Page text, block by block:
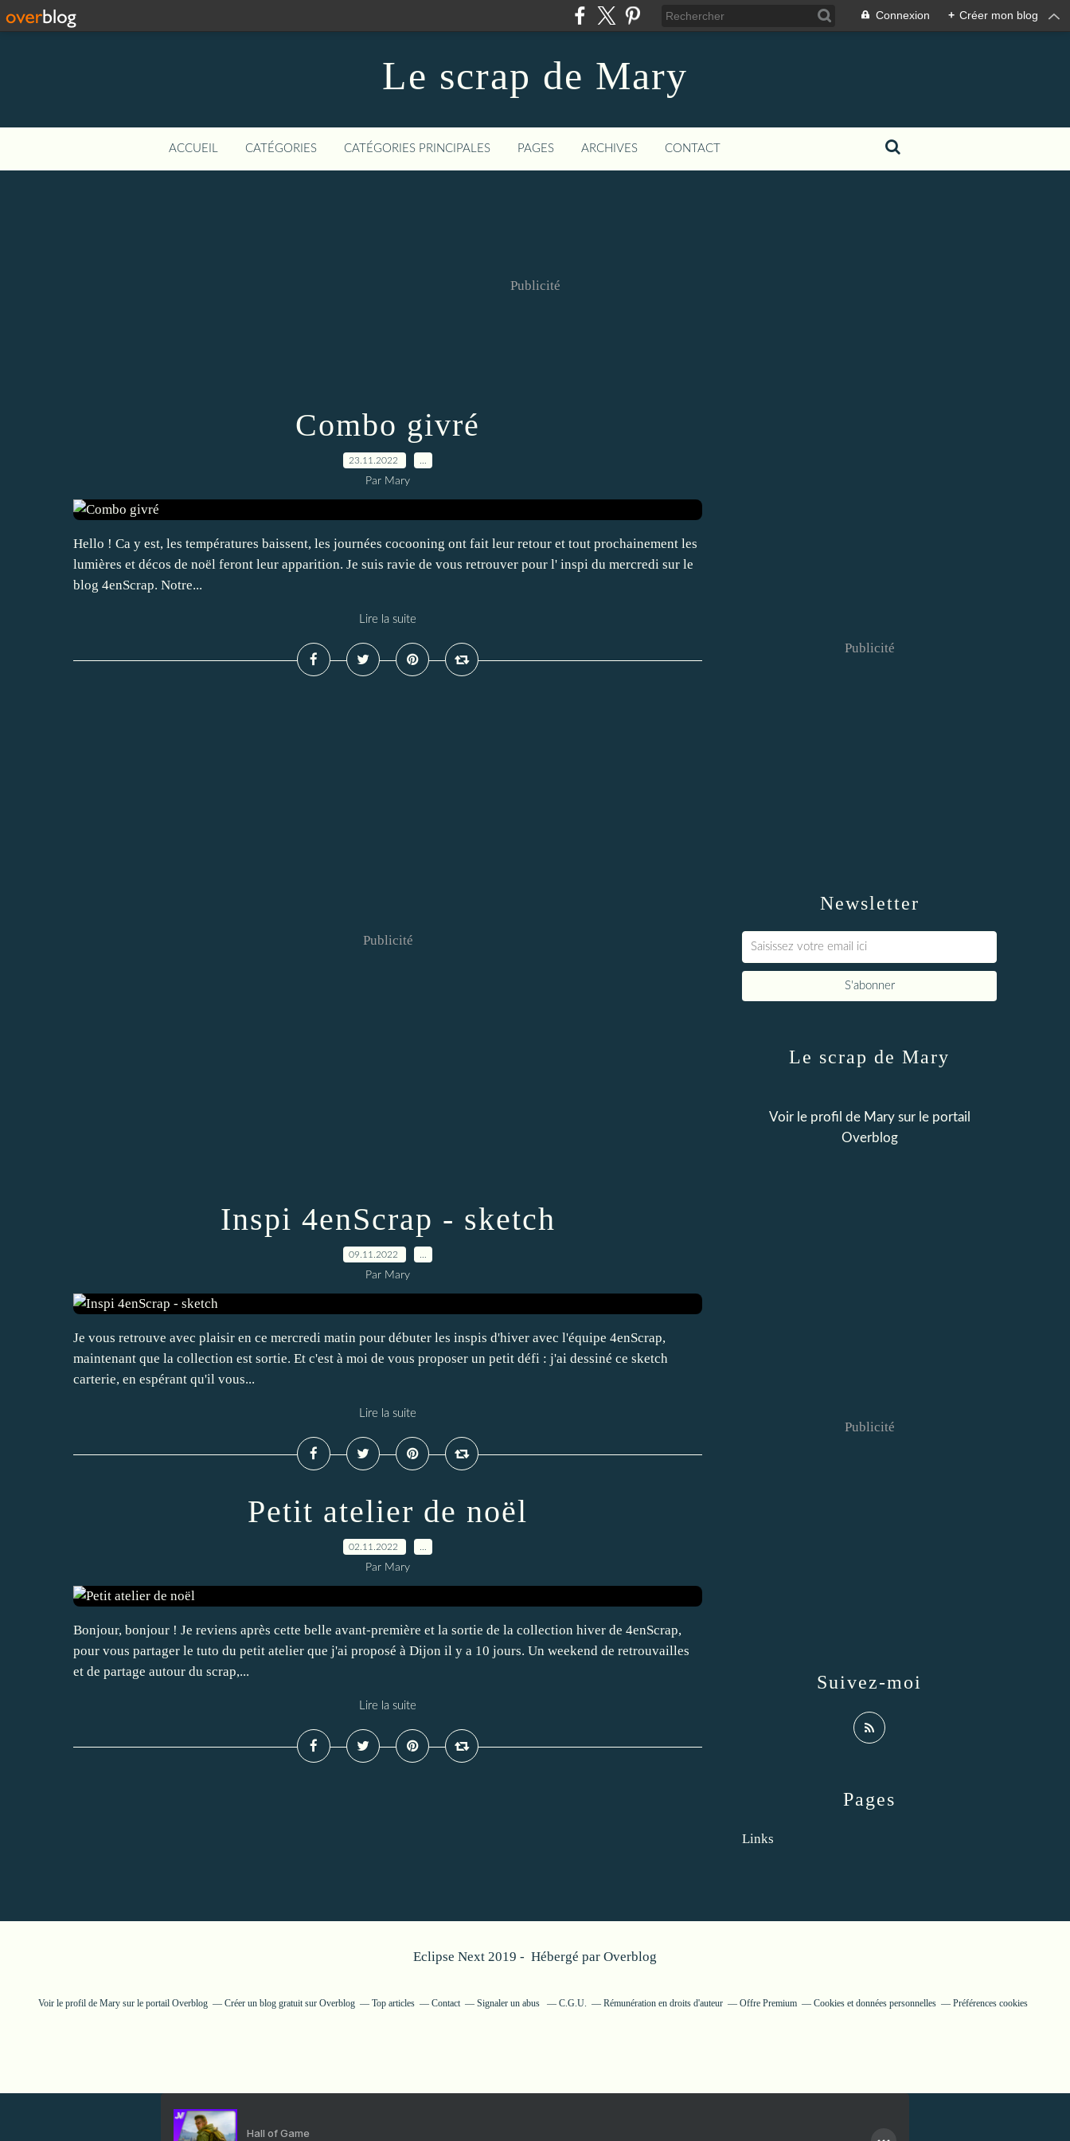
Connexion + Créer mon blog
Le scrap de Mary
ACCUEIL CATÉGORIES CATÉGORIES PRINCIPALES PAGES ARCHIVES CONTACT
Publicité
Combo givré
23.11.2022
Par Mary
Hello ! Ca y est, les températures baissent, les journées cocooning ont fait leur retour et tout prochainement les
lumières et décos de noël feront leur apparition. Je suis ravie de vous retrouver pour l' inspi du mercredi sur le
blog 4enScrap. Notre...
Lire la suite
Publicité
Inspi 4enScrap - sketch
09.11.2022
Par Mary
Je vous retrouve avec plaisir en ce mercredi matin pour débuter les inspis d'hiver avec l'équipe 4enScrap,
maintenant que la collection est sortie. Et c'est à moi de vous proposer un petit défi : j'ai dessiné ce sketch
carterie, en espérant qu'il vous...
Lire la suite
Petit atelier de noël
02.11.2022
Par Mary
Bonjour, bonjour ! Je reviens après cette belle avant-première et la sortie de la collection hiver de 4enScrap,
pour vous partager le tuto du petit atelier que j'ai proposé à Dijon il y a 10 jours. Un weekend de retrouvailles
et de partage autour du scrap,...
Lire la suite
Newsletter
Publicité
Pages
Links
Le scrap de Mary
Voir le profil de Marysur le portail
Overblog
Suivez-moi
Publicité
Eclipse Next 2019 - Hébergé par Overblog
Voir le profil de Marysur le portail Overblog Créer un blog gratuit sur Overblog Top articles Contact Signaler un abus C.G.U. Rémunération en droits d'auteur Offre Premium Cookies et données personnelles Préférences cookies
Hall of Game